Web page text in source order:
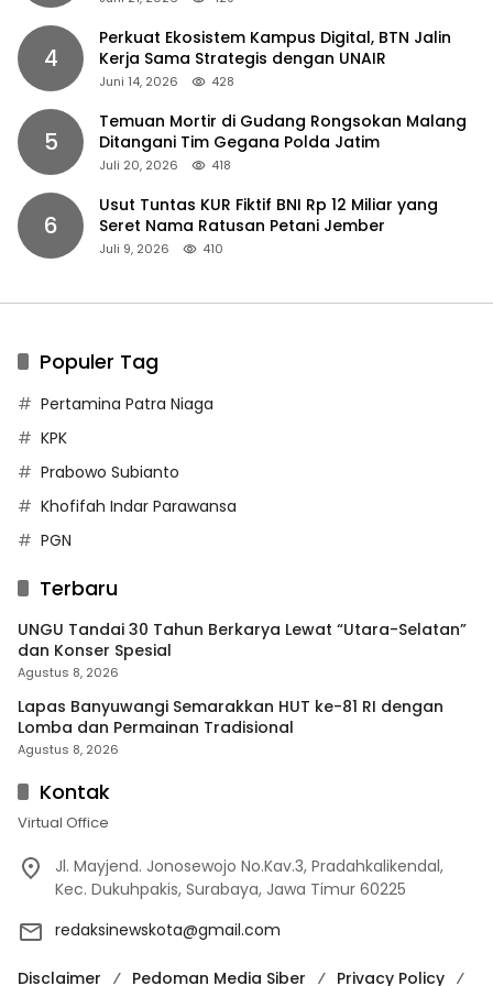
4
Perkuat Ekosistem Kampus Digital, BTN Jalin
Kerja Sama Strategis dengan UNAIR
Juni 14, 2026 428
5
Temuan Mortir di Gudang Rongsokan Malang
Ditangani Tim Gegana Polda Jatim
Juli 20, 2026 418
6
Usut Tuntas KUR Fiktif BNI Rp 12 Miliar yang
Seret Nama Ratusan Petani Jember
Juli 9, 2026 410
Populer Tag
Pertamina Patra Niaga
KPK
Prabowo Subianto
Khofifah Indar Parawansa
PGN
Terbaru
UNGU Tandai 30 Tahun Berkarya Lewat “Utara-Selatan”
dan Konser Spesial
Agustus 8, 2026
Lapas Banyuwangi Semarakkan HUT ke-81 RI dengan
Lomba dan Permainan Tradisional
Agustus 8, 2026
Kontak
Virtual Office
Jl. Mayjend. Jonosewojo No.Kav.3, Pradahkalikendal,
Kec. Dukuhpakis, Surabaya, Jawa Timur 60225
redaksinewskota@gmail.com
Disclaimer Pedoman Media Siber Privacy Policy